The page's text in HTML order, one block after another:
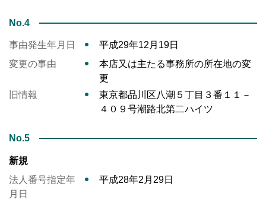
No.4
事由発生年月日
平成29年12月19日
変更の事由
本店又は主たる事務所の所在地の変
更
旧情報
東京都品川区八潮５丁目３番１１－
４０９号潮路北第二ハイツ
No.5
新規
法人番号指定年
月日
平成28年2月29日